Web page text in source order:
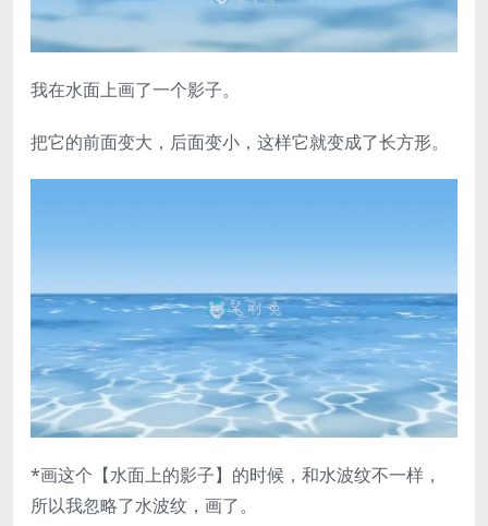
我在水面上画了一个影子。
把它的前面变大，后面变小，这样它就变成了长方形。
*画这个【水面上的影子】的时候，和水波纹不一样，
所以我忽略了水波纹，画了。